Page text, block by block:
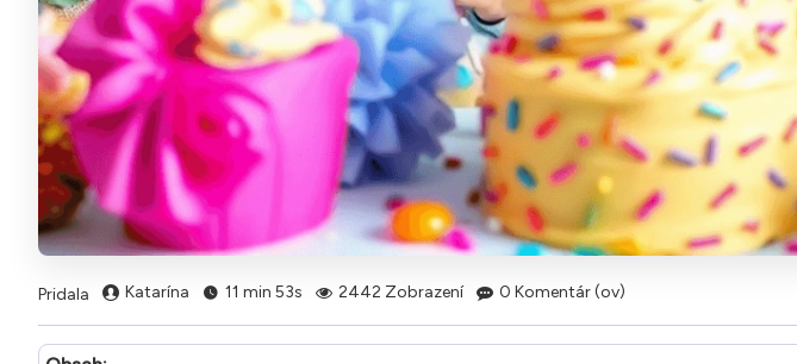
Pridala Katarína 11 min 53s 2442 Zobrazení 0 Komentár (ov)